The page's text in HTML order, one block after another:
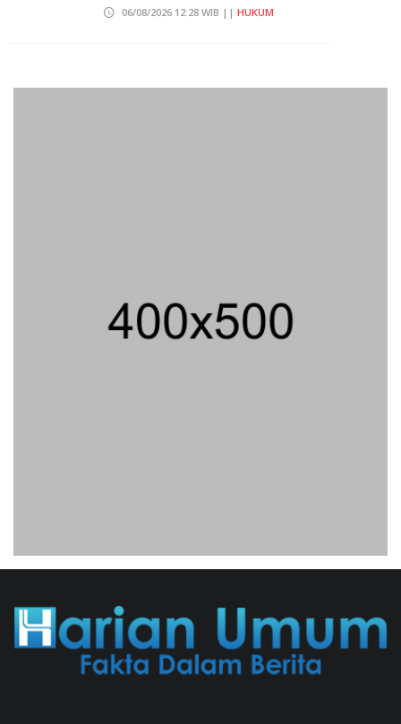
06/08/2026 12:28 WIB || HUKUM
SPPG Karangturi
04/08/2026 18:37 WIB || HUKUM
Analis: Pembalasan Iran Jika
Buku Dan Diskusi UU Perekonomian